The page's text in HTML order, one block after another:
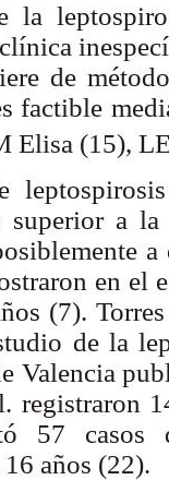
la
de
factible
Elisa (15),
a la
en el
(7).
de la
Valencia
registraron
57
años (22).